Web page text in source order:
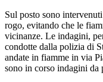
Sul posto sono
rogo, evitando che le
vicinanze. Le indagini,
condotte dalla polizia di
andate in fiamme in via
sono in corso indagini da